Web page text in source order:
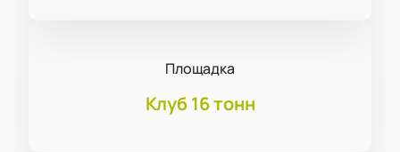
Площадка
Клуб 16 тонн